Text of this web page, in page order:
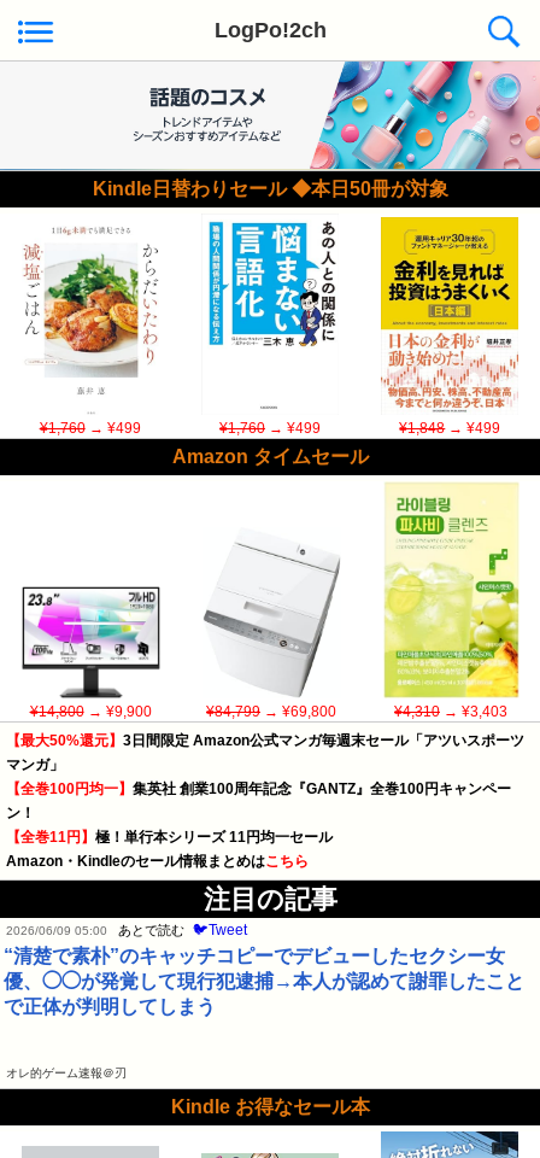
LogPo!2ch
Kindle日替わりセール ◆本日50冊が対象
¥1,760→ ¥499 ¥1,760→ ¥499 ¥1,848→ ¥499
Amazon タイムセール
¥14,800→ ¥9,900 ¥84,799 → ¥69,800 ¥4,310 → ¥3,403
【最大50%還元】 3日間限定 Amazon公式マンガ毎週末セール「アツいスポーツ
マンガ」
【全巻100円均一】 集英社 創業100周年記念『GANTZ』全巻100円キャンペー
ン！
【全巻11円】 極！単行本シリーズ 11円均一セール
Amazon・Kindleのセール情報まとめはこちら
注目の記事
2026/06/09 05:00 あとで読む 🐦Tweet
“清楚で素朴”のキャッチコピーでデビューしたセクシー女
優、◯◯が発覚して現行犯逮捕→本人が認めて謝罪したこと
で正体が判明してしまう
オレ的ゲーム速報＠刃
Kindle お得なセール本